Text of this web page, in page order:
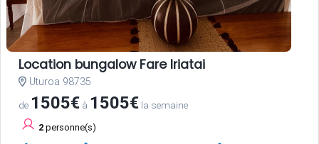
Location bungalow Fare Iriatai
Uturoa 98735
de 1505€ à 1505€ la semaine
2 personne(s)